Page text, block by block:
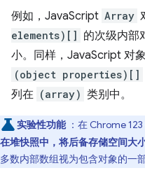
例如，JavaScript Array
elements)[] 的次级内部
小。同样，JavaScript 对
(object properties)[]
列在 (array) 类别中。
实验性功能：在 Chrome
在堆快照中，将后备存储空间大
多数内部数组视为包含对象的一